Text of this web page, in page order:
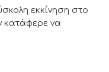
εκκίνηση στο
κατάφερε να